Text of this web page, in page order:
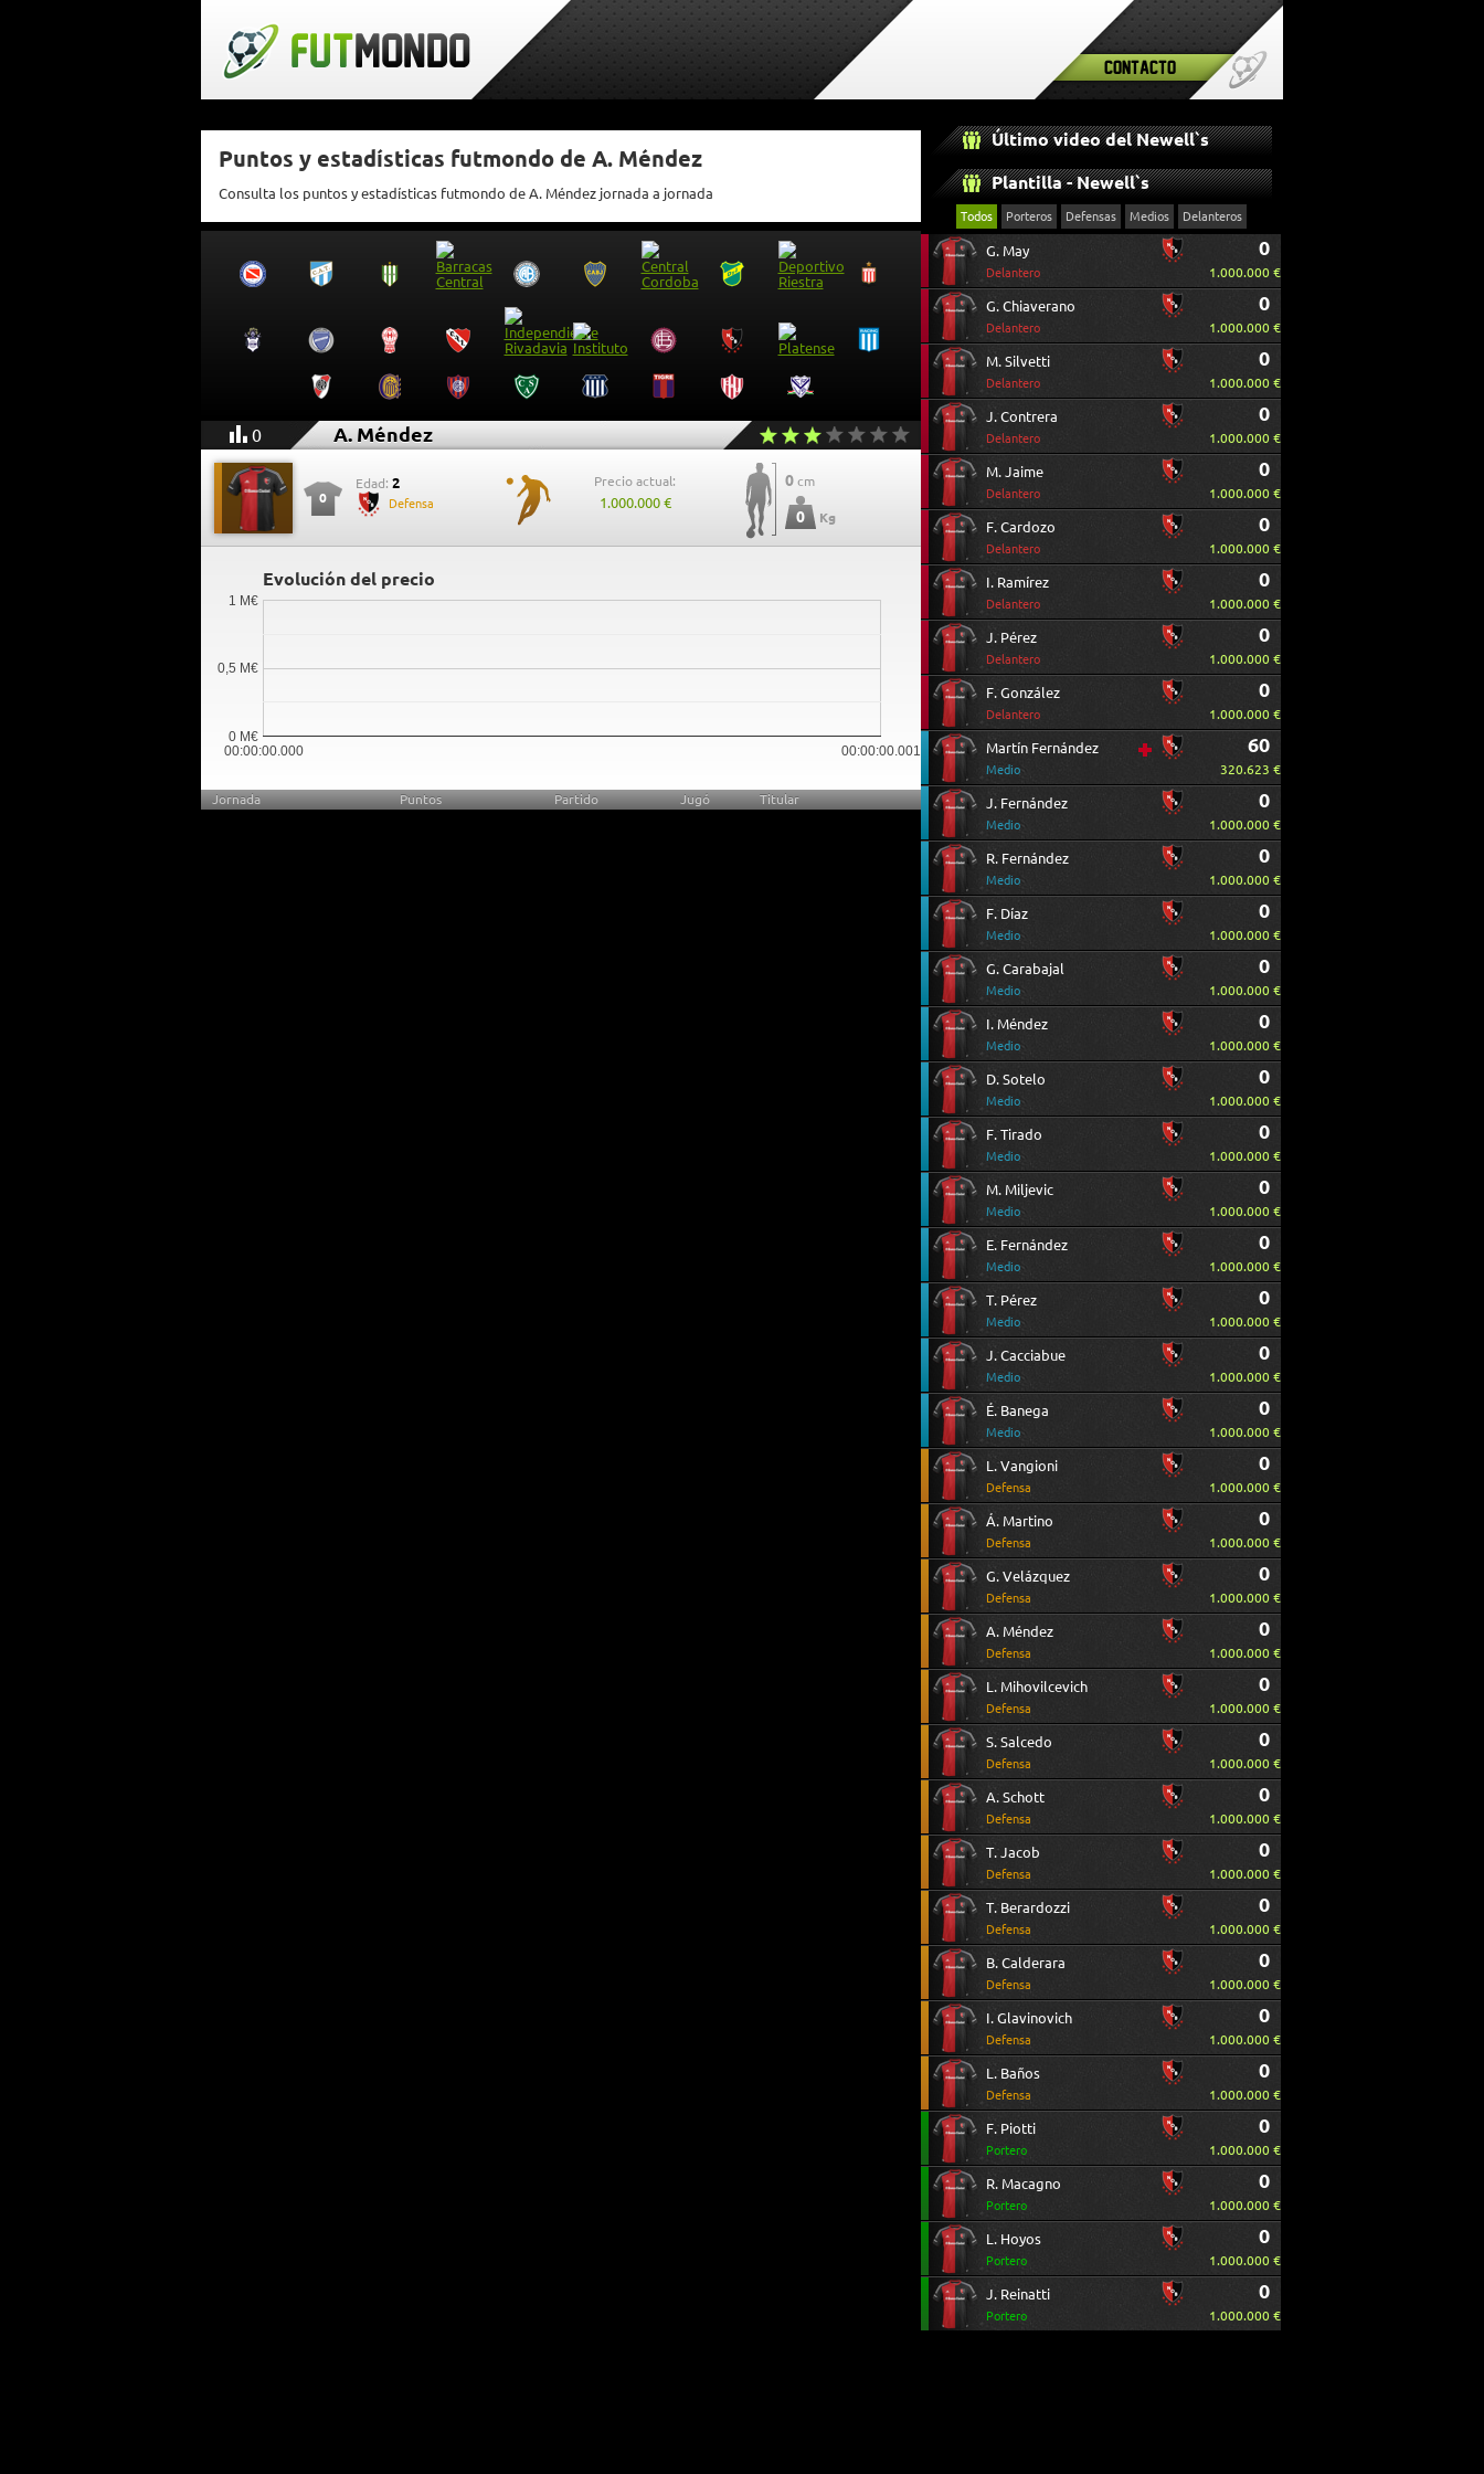
Contacto
Puntos y estadísticas futmondo de A. Méndez
Consulta los puntos y estadísticas futmondo de A. Méndez jornada a jornada
0 A. Méndez
0
Edad: 2
Defensa
Precio actual:
1.000.000 €
0 cm
0 Kg
Evolución del precio
00:00:00.000 00:00:00.001
0 M€
0,5 M€
1 M€
Jornada Puntos Partido Jugó Titular
Último video del Newell`s
Plantilla - Newell`s
Todos Porteros Defensas Medios Delanteros
G. May
Delantero
0
1.000.000 €
G. Chiaverano
Delantero
0
1.000.000 €
M. Silvetti
Delantero
0
1.000.000 €
J. Contrera
Delantero
0
1.000.000 €
M. Jaime
Delantero
0
1.000.000 €
F. Cardozo
Delantero
0
1.000.000 €
I. Ramírez
Delantero
0
1.000.000 €
J. Pérez
Delantero
0
1.000.000 €
F. González
Delantero
0
1.000.000 €
Martín Fernández
Medio
60
320.623 €
J. Fernández
Medio
0
1.000.000 €
R. Fernández
Medio
0
1.000.000 €
F. Díaz
Medio
0
1.000.000 €
G. Carabajal
Medio
0
1.000.000 €
I. Méndez
Medio
0
1.000.000 €
D. Sotelo
Medio
0
1.000.000 €
F. Tirado
Medio
0
1.000.000 €
M. Miljevic
Medio
0
1.000.000 €
E. Fernández
Medio
0
1.000.000 €
T. Pérez
Medio
0
1.000.000 €
J. Cacciabue
Medio
0
1.000.000 €
É. Banega
Medio
0
1.000.000 €
L. Vangioni
Defensa
0
1.000.000 €
Á. Martino
Defensa
0
1.000.000 €
G. Velázquez
Defensa
0
1.000.000 €
A. Méndez
Defensa
0
1.000.000 €
L. Mihovilcevich
Defensa
0
1.000.000 €
S. Salcedo
Defensa
0
1.000.000 €
A. Schott
Defensa
0
1.000.000 €
T. Jacob
Defensa
0
1.000.000 €
T. Berardozzi
Defensa
0
1.000.000 €
B. Calderara
Defensa
0
1.000.000 €
I. Glavinovich
Defensa
0
1.000.000 €
L. Baños
Defensa
0
1.000.000 €
F. Piotti
Portero
0
1.000.000 €
R. Macagno
Portero
0
1.000.000 €
L. Hoyos
Portero
0
1.000.000 €
J. Reinatti
Portero
0
1.000.000 €